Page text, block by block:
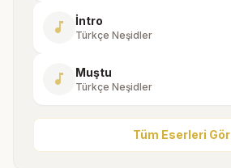
music_note İntro
Türkçe Neşidler
music_note Muştu
Türkçe Neşidler
Tüm Eserleri Gör